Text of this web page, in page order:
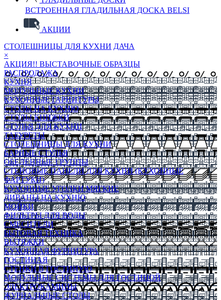
ВСТРОЕННАЯ ГЛАДИЛЬНАЯ ДОСКА BELSI
АКЦИИ
СТОЛЕШНИЦЫ ДЛЯ КУХНИ ДАЧА
×
АКЦИЯ!! ВЫСТАВОЧНЫЕ ОБРАЗЦЫ
РАСПРОДАЖА
КУХНЯ
МОДУЛЬНЫЕ КУХНИ
КУХОННЫЕ ГАРНИТУРЫ
СТОЛЫ НА КУХНЮ
СТОЛЫ КНИЖКИ
СТУЛЬЯ ДЛЯ КУХНИ
ТАБУРЕТЫ
СТОЛЕШНИЦЫ ДЛЯ КУХНИ
БАРНЫЕ СТУЛЬЯ
ОБЕДЕННЫЕ ГРУППЫ
СТЕНОВЫЕ ПАНЕЛИ ДЛЯ КУХНИ (КУХОННЫЕ
ФАРТУКИ)
КУХОННЫЕ УГОЛКИ МЯГКИЕ
ДИВАНЫ НА КУХНЮ
МОЙКИ
ФИЛЬТРЫ ДЛЯ ВОДЫ
СМЕСИТЕЛИ
БЫТОВАЯ ТЕХНИКА
ВЫТЯЖКИ
КУХОННАЯ ФУРНИТУРА
ГОСТИНАЯ
СТЕНКИ В ГОСТИНУЮ
МОДУЛЬНЫЕ СИСТЕМЫ ДЛЯ ГОСТИНОЙ
ЭЛЕКТРОКАМИНЫ
ЖУРНАЛЬНЫЕ СТОЛЫ